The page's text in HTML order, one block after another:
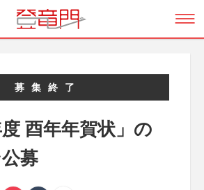
募集終了
度 酉年年賀状」の
募